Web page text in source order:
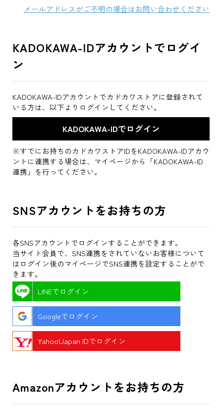
メールアドレスがご不明の場合はお問い合わせください
KADOKAWA-IDアカウントでログイ
ン
KADOKAWA-IDアカウントでカドカワストアに登録されて
いる方は、以下よりログインしてください。
※すでにお持ちのカドカワストアIDをKADOKAWA-IDアカウ
ントに連携する場合は、マイページから「KADOKAWA-ID
連携」を行ってください。
SNSアカウントをお持ちの方
各SNSアカウントでログインすることができます。
当サイト会員で、SNS連携をされていないお客様について
はログイン後のマイページでSNS連携を設定することがで
きます。
LINEでログイン
Googleでログイン
Yahoo!Japan IDでログイン
Amazonアカウントをお持ちの方